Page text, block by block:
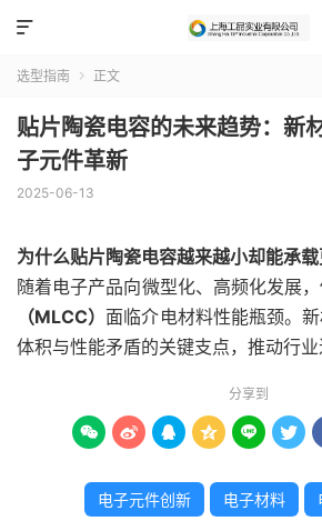

选型指南  正文
贴片陶瓷电容的未来趋势：新
子元件革新
2025-06-13
为什么贴片陶瓷电容越来越小却能承载
随着电子产品向微型化、高频化发展
（MLCC） 面临介电材料性能瓶颈。
体积与性能矛盾的关键支点，推动行业
分享到
     
电子元件创新 电子材料